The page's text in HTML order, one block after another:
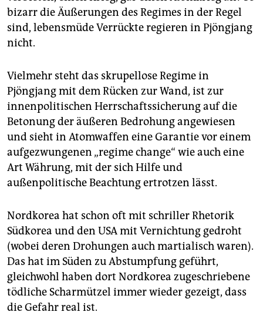
veranstaltungen
shop
unterstützen
abo
genossenschaft
epaper login
bizarr die Äußerungen des Regimes in der Regel
sind, lebensmüde Verrückte regieren in Pjöngjang
nicht.
Vielmehr steht das skrupellose Regime in
Pjöngjang mit dem Rücken zur Wand, ist zur
innenpolitischen Herrschaftssicherung auf die
Betonung der äußeren Bedrohung angewiesen
und sieht in Atomwaffen eine Garantie vor einem
aufgezwungenen „regime change“ wie auch eine
Art Währung, mit der sich Hilfe und
außenpolitische Beachtung ertrotzen lässt.
Nordkorea hat schon oft mit schriller Rhetorik
Südkorea und den USA mit Vernichtung gedroht
(wobei deren Drohungen auch martialisch waren).
Das hat im Süden zu Abstumpfung geführt,
gleichwohl haben dort Nordkorea zugeschriebene
tödliche Scharmützel immer wieder gezeigt, dass
die Gefahr real ist.